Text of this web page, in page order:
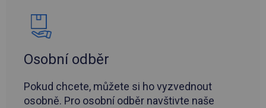
Osobní odběr
Pokud chcete, můžete si ho vyzvednout
osobně. Pro osobní odběr navštivte naše